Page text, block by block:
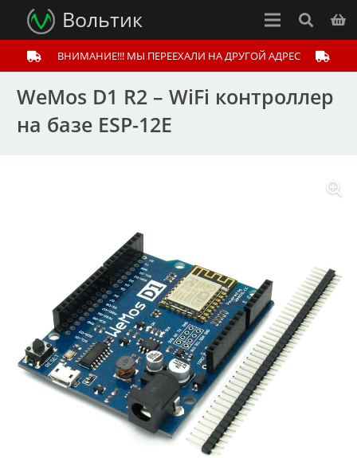
Вольтик
ВНИМАНИЕ!!! МЫ ПЕРЕЕХАЛИ НА ДРУГОЙ АДРЕС
WeMos D1 R2 – WiFi контроллер
на базе ESP-12E